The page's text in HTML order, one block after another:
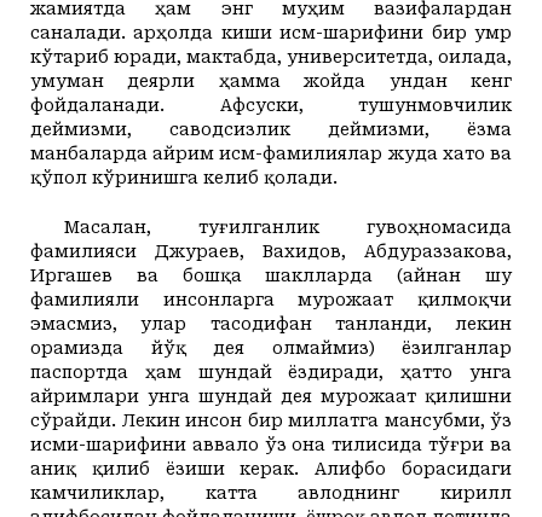
жамиятда ҳам энг муҳим вазифалардан
саналади. Ҳарҳолда киши исм-шарифини бир умр
кўтариб юради, мактабда, университетда, оилада,
умуман деярли ҳамма жойда ундан кенг
фойдаланади. Афсуски, тушунмовчилик
деймизми, саводсизлик деймизми, ёзма
манбаларда айрим исм-фамилиялар жуда хато ва
қўпол кўринишга келиб қолади.
Масалан, туғилганлик гувоҳномасида
фамилияси Джураев, Вахидов, Абдураззакова,
Иргашев ва бошқа шаклларда (айнан шу
фамилияли инсонларга мурожаат қилмоқчи
эмасмиз, улар тасодифан танланди, лекин
орамизда йўқ дея олмаймиз) ёзилганлар
паспортда ҳам шундай ёздиради, ҳатто унга
айримлари унга шундай дея мурожаат қилишни
сўрайди. Лекин инсон бир миллатга мансубми, ўз
исми-шарифини аввало ўз она тилисида тўғри ва
аниқ қилиб ёзиши керак. Алифбо борасидаги
камчиликлар, катта авлоднинг кирилл